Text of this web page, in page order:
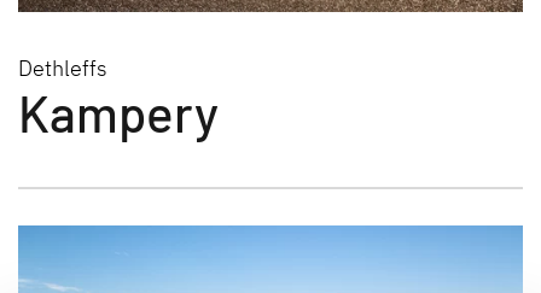
Dethleffs
Kampery